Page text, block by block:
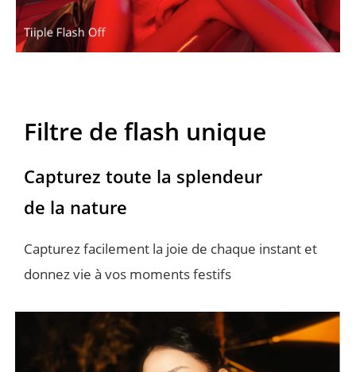
Capturez facilement la joie de chaque instant et
donnez vie à vos moments festifs
Capturez toute la splendeur
de la nature
Filtre de flash unique